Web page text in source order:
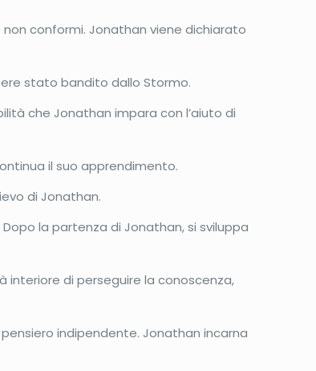
conformi. Jonathan viene dichiarato
stato bandito dallo Stormo.
che Jonathan impara con l’aiuto di
il suo apprendimento.
di Jonathan.
la partenza di Jonathan, si sviluppa
interiore di perseguire la conoscenza,
indipendente. Jonathan incarna